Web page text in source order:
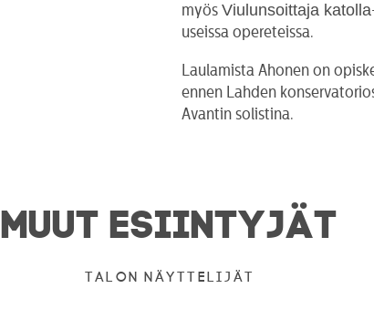
myös Viulunsoittaja katolla
useissa opereteissa.
Laulamista Ahonen on
ennen Lahden
Avantin solistina.
MUUT ESIINTYJÄT
Talon näyttelijät